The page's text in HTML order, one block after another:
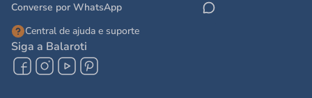
Converse por WhatsApp
Central de ajuda e suporte
Siga a Balaroti